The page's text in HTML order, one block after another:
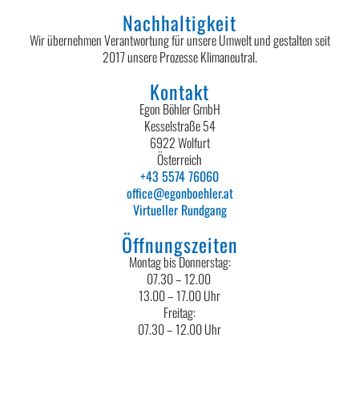
Nachhaltigkeit
Wir übernehmen Verantwortung für unsere Umwelt und gestalten seit
2017 unsere Prozesse Klimaneutral.
Kontakt
Egon Böhler GmbH
Kesselstraße 54
6922 Wolfurt
Österreich
+43 5574 76060
office@egonboehler.at
Virtueller Rundgang
Öffnungszeiten
Montag bis Donnerstag:
07.30 – 12.00
13.00 – 17.00 Uhr
Freitag:
07.30 – 12.00 Uhr